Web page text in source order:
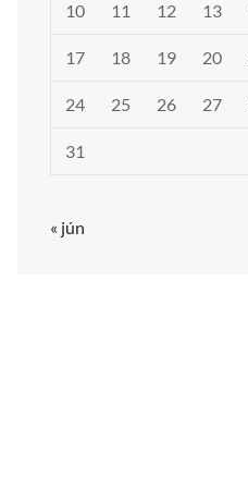
10 11 12 13
17 18 19 20
24 25 26 27
31
« jún